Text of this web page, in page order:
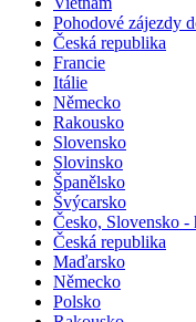
Pohodové zájezdy
Česká republika
Francie
Itálie
Německo
Rakousko
Slovensko
Slovinsko
Španělsko
Švýcarsko
Česko, Slovensko -
Česká republika
Maďarsko
Německo
Polsko